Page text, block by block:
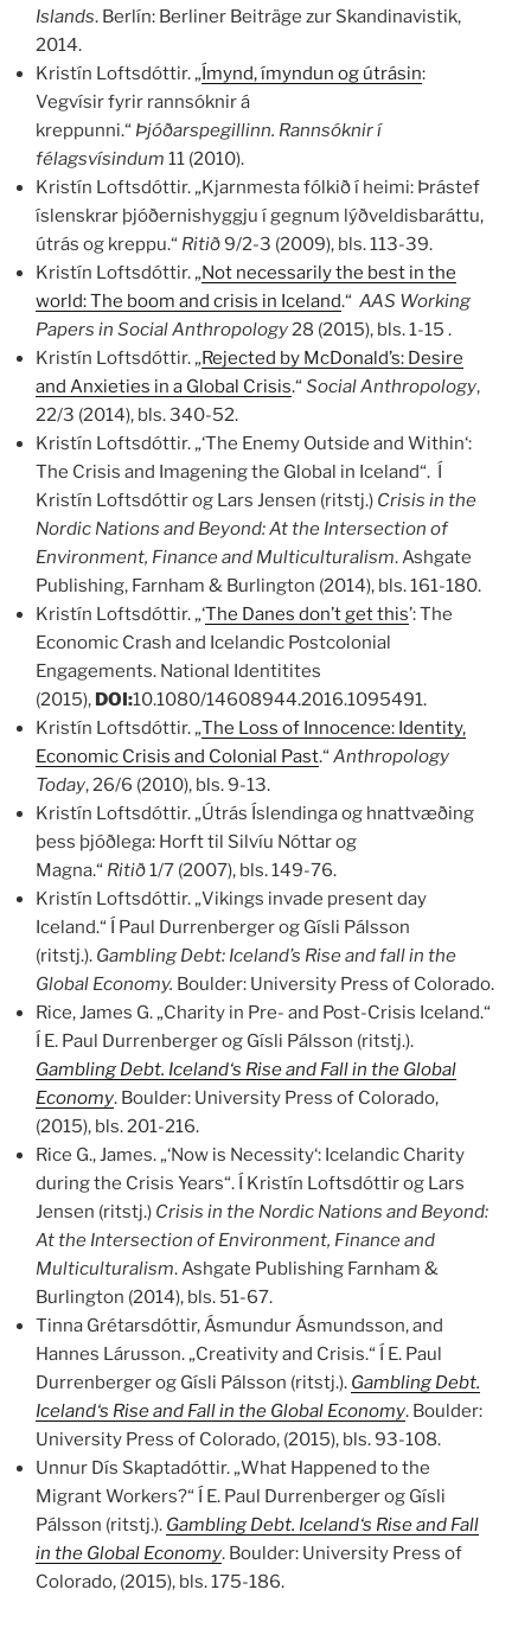
Islands. Berlín: Berliner Beiträge zur Skandinavistik,
2014.
Kristín Loftsdóttir. „Ímynd, ímyndun og útrásin:
Vegvísir fyrir rannsóknir á
kreppunni.“ Þjóðarspegillinn. Rannsóknir í
félagsvísindum 11 (2010).
Kristín Loftsdóttir. „Kjarnmesta fólkið í heimi: Þrástef
íslenskrar þjóðernishyggju í gegnum lýðveldisbaráttu,
útrás og kreppu.“ Ritið9/2-3 (2009), bls. 113-39.
Kristín Loftsdóttir. „Not necessarily the best in the
world: The boom and crisis in Iceland.“ AAS Working
Papers in Social Anthropology 28 (2015), bls. 1-15 .
Kristín Loftsdóttir. „Rejected by McDonald’s: Desire
and Anxieties in a Global Crisis.“ Social Anthropology,
22/3 (2014), bls. 340-52.
Kristín Loftsdóttir. „‘The Enemy Outside and Within‘:
The Crisis and Imagening the Global in Iceland“. Í
Kristín Loftsdóttir og Lars Jensen (ritstj.) Crisis in the
Nordic Nations and Beyond: At the Intersection of
Environment, Finance and Multiculturalism. Ashgate
Publishing, Farnham & Burlington (2014), bls. 161-180.
Kristín Loftsdóttir. „‘The Danes don’t get this’: The
Economic Crash and Icelandic Postcolonial
Engagements. National Identitites
(2015), DOI:10.1080/14608944.2016.1095491.
Kristín Loftsdóttir. „The Loss of Innocence: Identity,
Economic Crisis and Colonial Past.“ Anthropology
Today, 26/6 (2010), bls. 9-13.
Kristín Loftsdóttir. „Útrás Íslendinga og hnattvæðing
þess þjóðlega: Horft til Silvíu Nóttar og
Magna.“ Ritið1/7 (2007), bls. 149-76.
Kristín Loftsdóttir. „Vikings invade present day
Iceland.“ Í Paul Durrenberger og Gísli Pálsson
(ritstj.). Gambling Debt: Iceland’s Rise and fall in the
Global Economy. Boulder: University Press of Colorado.
Rice, James G. „Charity in Pre- and Post-Crisis Iceland.“
Í E. Paul Durrenberger og Gísli Pálsson (ritstj.).
Gambling Debt. Iceland‘s Rise and Fall in the Global
Economy. Boulder: University Press of Colorado,
(2015), bls. 201-216.
Rice G., James. „‘Now is Necessity‘: Icelandic Charity
during the Crisis Years“. Í Kristín Loftsdóttir og Lars
Jensen (ritstj.) Crisis in the Nordic Nations and Beyond:
At the Intersection of Environment, Finance and
Multiculturalism. Ashgate Publishing Farnham &
Burlington (2014), bls. 51-67.
Tinna Grétarsdóttir, Ásmundur Ásmundsson, and
Hannes Lárusson. „Creativity and Crisis.“ Í E. Paul
Durrenberger og Gísli Pálsson (ritstj.). Gambling Debt.
Iceland‘s Rise and Fall in the Global Economy. Boulder:
University Press of Colorado, (2015), bls. 93-108.
Unnur Dís Skaptadóttir. „What Happened to the
Migrant Workers?“ Í E. Paul Durrenberger og Gísli
Pálsson (ritstj.). Gambling Debt. Iceland‘s Rise and Fall
in the Global Economy. Boulder: University Press of
Colorado, (2015), bls. 175-186.